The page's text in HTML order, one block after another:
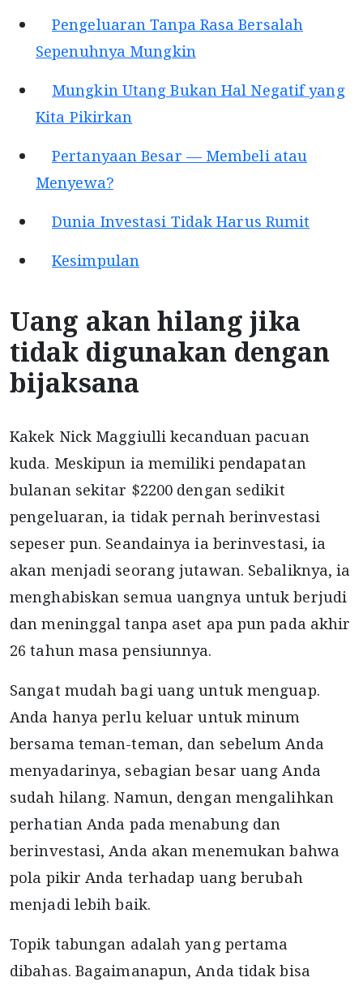
Pengeluaran Tanpa Rasa Bersalah
Sepenuhnya Mungkin
Mungkin Utang Bukan Hal Negatif yang
Kita Pikirkan
Pertanyaan Besar — Membeli atau
Menyewa?
Dunia Investasi Tidak Harus Rumit
Kesimpulan
Uang akan hilang jika
tidak digunakan dengan
bijaksana
Kakek Nick Maggiulli kecanduan pacuan
kuda. Meskipun ia memiliki pendapatan
bulanan sekitar $2200 dengan sedikit
pengeluaran, ia tidak pernah berinvestasi
sepeser pun. Seandainya ia berinvestasi, ia
akan menjadi seorang jutawan. Sebaliknya, ia
menghabiskan semua uangnya untuk berjudi
dan meninggal tanpa aset apa pun pada akhir
26 tahun masa pensiunnya.
Sangat mudah bagi uang untuk menguap.
Anda hanya perlu keluar untuk minum
bersama teman-teman, dan sebelum Anda
menyadarinya, sebagian besar uang Anda
sudah hilang. Namun, dengan mengalihkan
perhatian Anda pada menabung dan
berinvestasi, Anda akan menemukan bahwa
pola pikir Anda terhadap uang berubah
menjadi lebih baik.
Topik tabungan adalah yang pertama
dibahas. Bagaimanapun, Anda tidak bisa